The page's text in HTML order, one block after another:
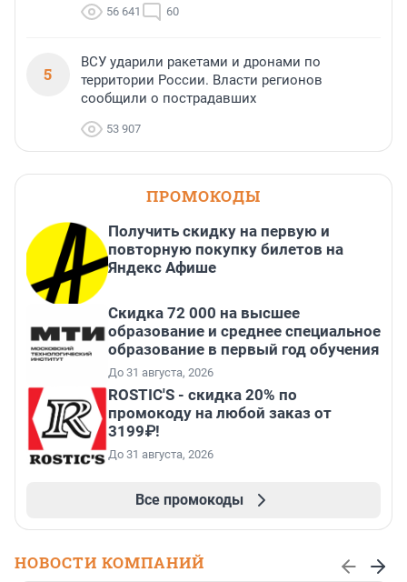
56 641 60
5
ВСУ ударили ракетами и дронами по
территории России. Власти регионов
сообщили о пострадавших
53 907
ПРОМОКОДЫ
Получить скидку на первую и
повторную покупку билетов на
Яндекс Афише
Скидка 72 000 на высшее
образование и среднее специальное
образование в первый год обучения
До 31 августа, 2026
ROSTIC'S - скидка 20% по
промокоду на любой заказ от
3199₽!
До 31 августа, 2026
Все промокоды
НОВОСТИ КОМПАНИЙ